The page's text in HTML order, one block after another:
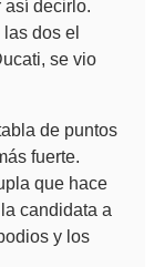
así decirlo.
dos el
se vio
de puntos
fuerte.
que hace
candidata a
y los